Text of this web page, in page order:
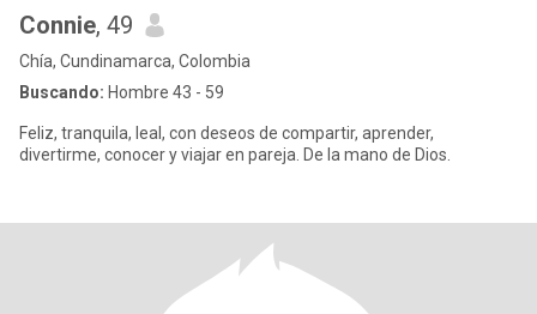
Connie, 49
Chía, Cundinamarca, Colombia
Buscando: Hombre 43 - 59
Feliz, tranquila, leal, con deseos de compartir, aprender,
divertirme, conocer y viajar en pareja. De la mano de Dios.